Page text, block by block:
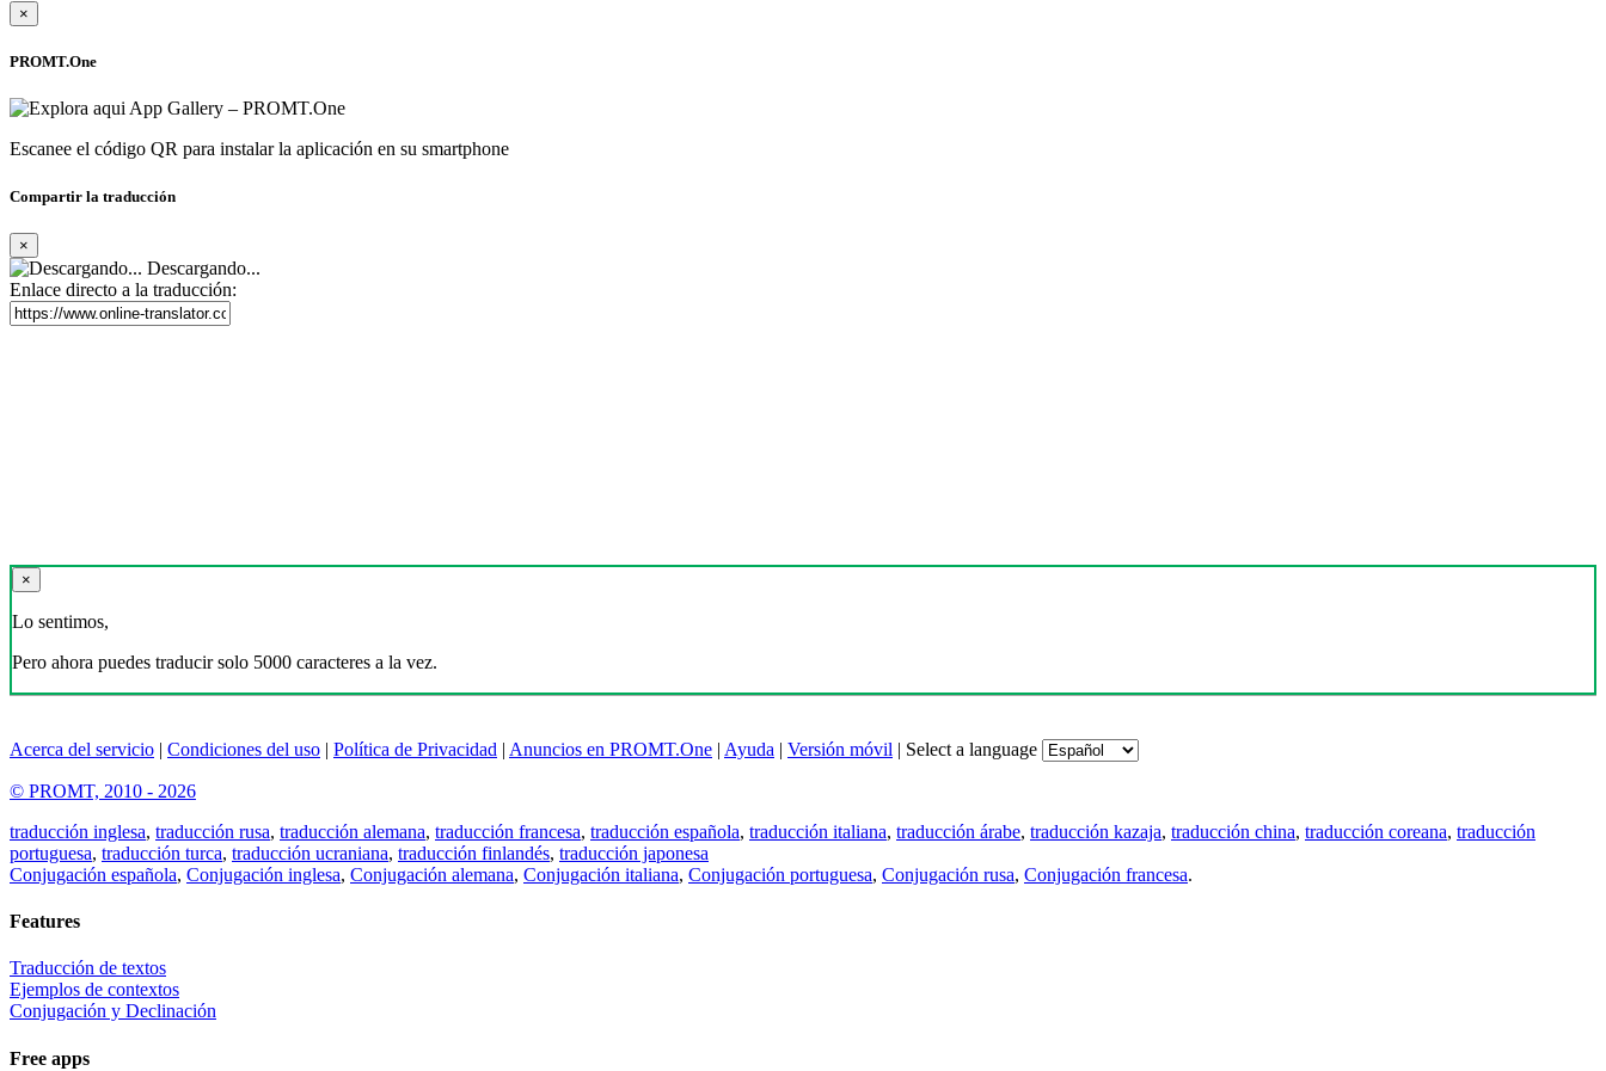
×
PROMT.One
Escanee el código QR para instalar la aplicación en su smartphone
Compartir la traducción
×
Descargando...
Enlace directo a la traducción:
×
Lo sentimos,
Pero ahora puedes traducir solo 5000 caracteres a la vez.
Acerca del servicio | Condiciones del uso | Política de Privacidad | Anuncios en PROMT.One | Ayuda | Versión móvil | Select a language
© PROMT, 2010 - 2026
traducción inglesa, traducción rusa, traducción alemana, traducción francesa, traducción española, traducción italiana, traducción árabe, traducción kazaja, traducción china, traducción coreana, traducción
portuguesa, traducción turca, traducción ucraniana, traducción finlandés, traducción japonesa
Conjugación española, Conjugación inglesa, Conjugación alemana, Conjugación italiana, Conjugación portuguesa, Conjugación rusa, Conjugación francesa.
Features
Traducción de textos
Ejemplos de contextos
Conjugación y Declinación
Free apps